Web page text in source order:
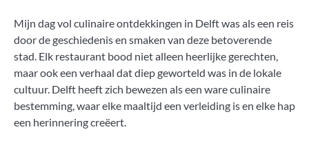
Mijn dag vol culinaire ontdekkingen in Delft was als een reis
door de geschiedenis en smaken van deze betoverende
stad. Elk restaurant bood niet alleen heerlijke gerechten,
maar ook een verhaal dat diep geworteld was in de lokale
cultuur. Delft heeft zich bewezen als een ware culinaire
bestemming, waar elke maaltijd een verleiding is en elke hap
een herinnering creëert.